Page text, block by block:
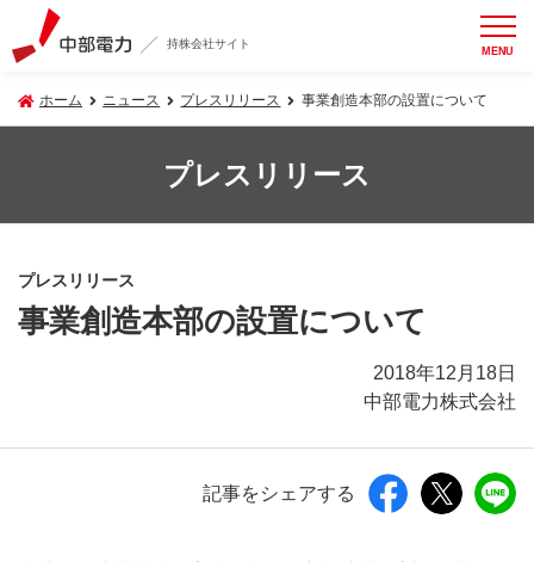
持株会社サイト MENU
ホーム ニュース プレスリリース 事業創造本部の設置について
プレスリリース
プレスリリース
事業創造本部の設置について
2018年12月18日
中部電力株式会社
記事をシェアする